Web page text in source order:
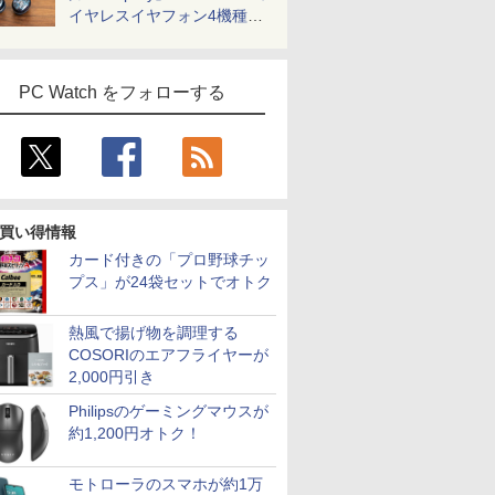
イヤレスイヤフォン4機種を
PC Watch をフォローする
い得情報
カード付きの「プロ野球チッ
プス」が24袋セットでオトク
熱風で揚げ物を調理する
COSORIのエアフライヤーが
2,000円引き
Philipsのゲーミングマウスが
約1,200円オトク！
モトローラのスマホが約1万